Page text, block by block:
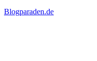
Blogparaden.de